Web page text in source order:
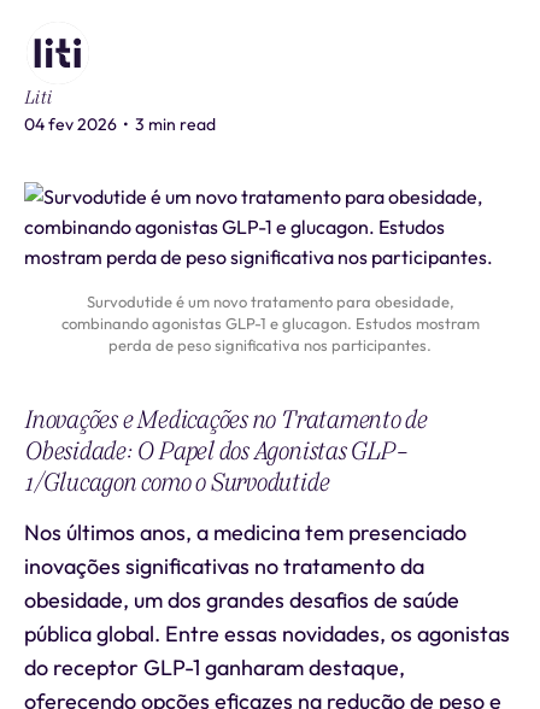
Liti
04 fev 2026 • 3 min read
Survodutide é um novo tratamento para obesidade,
combinando agonistas GLP-1 e glucagon. Estudos mostram
perda de peso significativa nos participantes.
Inovações e Medicações no Tratamento de
Obesidade: O Papel dos Agonistas GLP-
1/Glucagon como o Survodutide
Nos últimos anos, a medicina tem presenciado
inovações significativas no tratamento da
obesidade, um dos grandes desafios de saúde
pública global. Entre essas novidades, os agonistas
do receptor GLP-1 ganharam destaque,
oferecendo opções eficazes na redução de peso e